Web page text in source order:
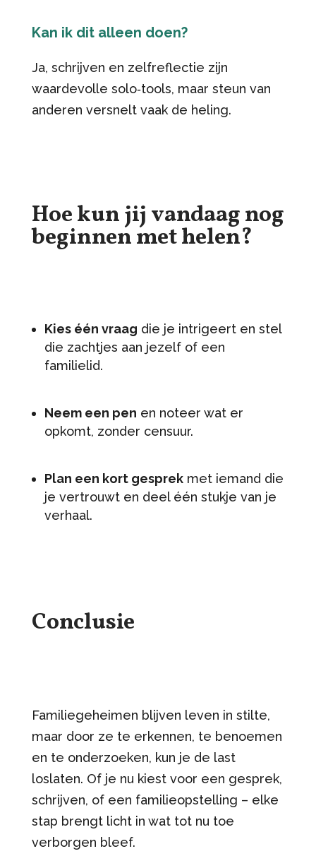
Kan ik dit alleen doen?
Ja, schrijven en zelfreflectie zijn
waardevolle solo‑tools, maar steun van
anderen versnelt vaak de heling.
Hoe kun jij vandaag nog
beginnen met helen?
Kies één vraag die je intrigeert en stel
die zachtjes aan jezelf of een
familielid.
Neem een pen en noteer wat er
opkomt, zonder censuur.
Plan een kort gesprekmet iemand die
je vertrouwt en deel één stukje van je
verhaal.
Conclusie
Familiegeheimen blijven leven in stilte,
maar door ze te erkennen, te benoemen
en te onderzoeken, kun je de last
loslaten. Of je nu kiest voor een gesprek,
schrijven, of een familieopstelling – elke
stap brengt licht in wat tot nu toe
verborgen bleef.